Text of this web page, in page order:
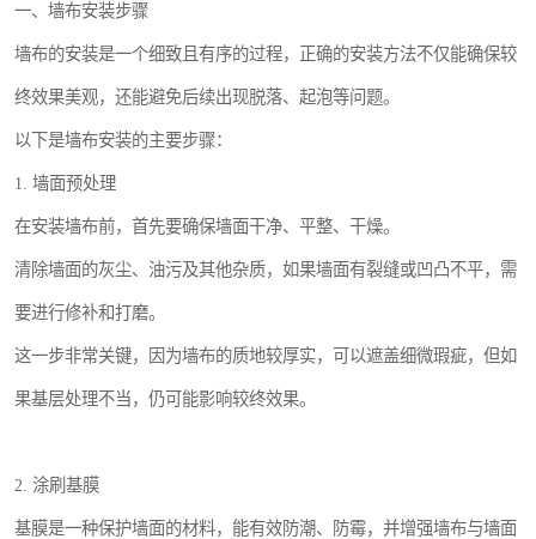
一、墙布安装步骤
墙布的安装是一个细致且有序的过程，正确的安装方法不仅能确保较
终效果美观，还能避免后续出现脱落、起泡等问题。
以下是墙布安装的主要步骤：
1. 墙面预处理
在安装墙布前，首先要确保墙面干净、平整、干燥。
清除墙面的灰尘、油污及其他杂质，如果墙面有裂缝或凹凸不平，需
要进行修补和打磨。
这一步非常关键，因为墙布的质地较厚实，可以遮盖细微瑕疵，但如
果基层处理不当，仍可能影响较终效果。
2. 涂刷基膜
基膜是一种保护墙面的材料，能有效防潮、防霉，并增强墙布与墙面